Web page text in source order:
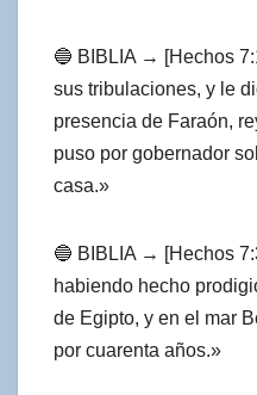
🔵 BIBLIA → [Hechos
sus tribulaciones, y le
presencia de Faraón,
puso por gobernador
casa.»
🔵 BIBLIA → [Hechos
habiendo hecho
de Egipto, y en el mar
por cuarenta años.»